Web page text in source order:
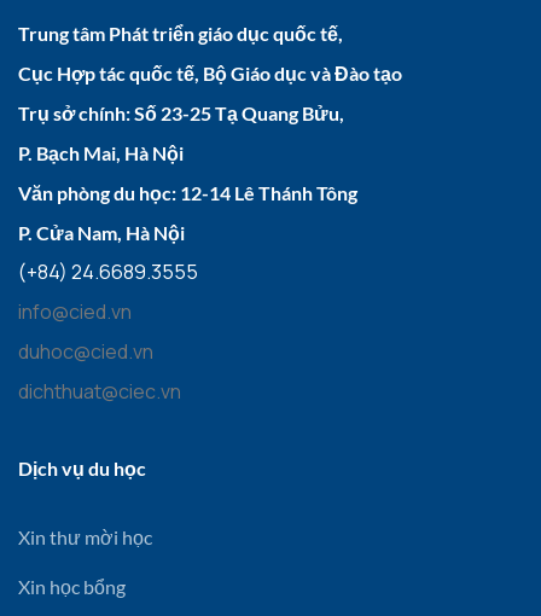
Trung tâm Phát triển giáo dục quốc tế,
Cục Hợp tác quốc tế, Bộ Giáo dục và Đào tạo
Trụ sở chính: Số 23-25 Tạ Quang Bửu,
P. Bạch Mai, Hà Nội
Văn phòng du học: 12-14 Lê Thánh Tông
P. Cửa Nam, Hà Nội
(+84) 24.6689.3555
info@cied.vn
duhoc@cied.vn
dichthuat@ciec.vn
Dịch vụ du học
Xin thư mời học
Xin học bổng